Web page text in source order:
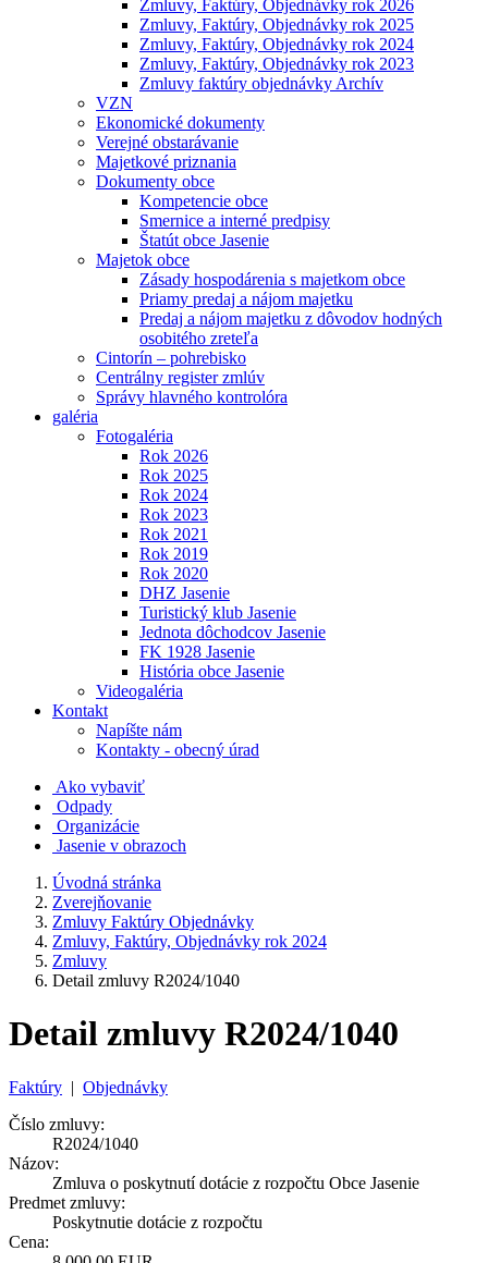
Zmluvy, Faktúry, Objednávky rok 2026
Zmluvy, Faktúry, Objednávky rok 2025
Zmluvy, Faktúry, Objednávky rok 2024
Zmluvy, Faktúry, Objednávky rok 2023
Zmluvy faktúry objednávky Archív
VZN
Ekonomické dokumenty
Verejné obstarávanie
Majetkové priznania
Dokumenty obce
Kompetencie obce
Smernice a interné predpisy
Štatút obce Jasenie
Majetok obce
Zásady hospodárenia s majetkom obce
Priamy predaj a nájom majetku
Predaj a nájom majetku z dôvodov hodných
osobitého zreteľa
Cintorín – pohrebisko
Centrálny register zmlúv
Správy hlavného kontrolóra
galéria
Fotogaléria
Rok 2026
Rok 2025
Rok 2024
Rok 2023
Rok 2021
Rok 2019
Rok 2020
DHZ Jasenie
Turistický klub Jasenie
Jednota dôchodcov Jasenie
FK 1928 Jasenie
História obce Jasenie
Videogaléria
Kontakt
Napíšte nám
Kontakty - obecný úrad
Ako vybaviť
Odpady
Organizácie
Jasenie v obrazoch
Úvodná stránka
Zverejňovanie
Zmluvy Faktúry Objednávky
Zmluvy, Faktúry, Objednávky rok 2024
Zmluvy
Detail zmluvy R2024/1040
Detail zmluvy R2024/1040
Faktúry | Objednávky
Číslo zmluvy:
R2024/1040
Názov:
Zmluva o poskytnutí dotácie z rozpočtu Obce Jasenie
Predmet zmluvy:
Poskytnutie dotácie z rozpočtu
Cena: